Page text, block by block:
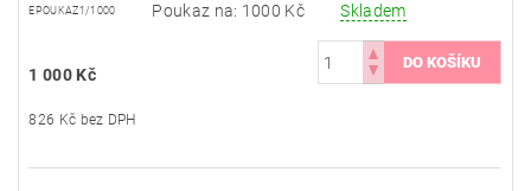
EPOUKAZ1/1000 Poukaz na: 1000 Kč Skladem
1 000 Kč
826 Kč bez DPH